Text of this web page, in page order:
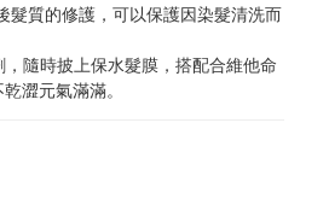
髮質的修護，可以保護因染髮清洗而
，隨時披上保水髮膜，搭配合維他命
澀元氣滿滿。